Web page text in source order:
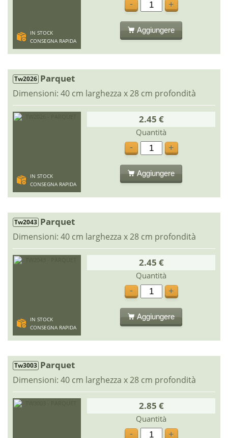
IN STOCK
CONSEGNA RAPIDA
-
+
Aggiungere
Tw2026 Parquet
Dimensioni: 40 cm larghezza x 28 cm profondità
IN STOCK
CONSEGNA RAPIDA
2.45 €
Quantità
-
+
Aggiungere
Tw2043 Parquet
Dimensioni: 40 cm larghezza x 28 cm profondità
IN STOCK
CONSEGNA RAPIDA
2.45 €
Quantità
-
+
Aggiungere
Tw3003 Parquet
Dimensioni: 40 cm larghezza x 28 cm profondità
2.85 €
Quantità
-
+